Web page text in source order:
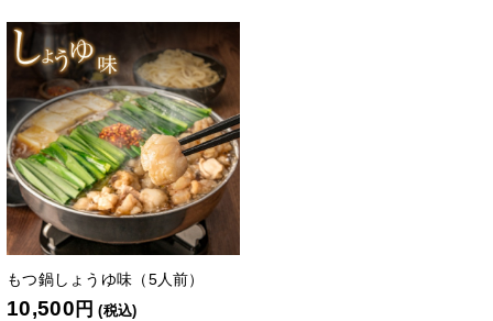
もつ鍋しょうゆ味（5人前）
10,500 円 (税込)